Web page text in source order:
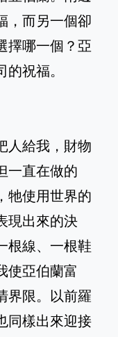
，而另一個卻
擇哪一個？亞
祝福。
人給我，財物
一直在做的
牠使用世界的
現出來的決
根線、一根鞋
使亞伯蘭富
界限。以前羅
同樣出來迎接